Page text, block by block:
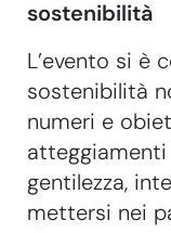
sostenibilità
L’evento si è
sostenibilità
numeri e
gentilezza,
mettersi nei